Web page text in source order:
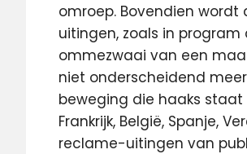
omroep. Bovendien
uitingen, zoals in
ommezwaai van een
niet onderscheidend
beweging die haaks
Frankrijk, België, Spanje,
reclame-uitingen van